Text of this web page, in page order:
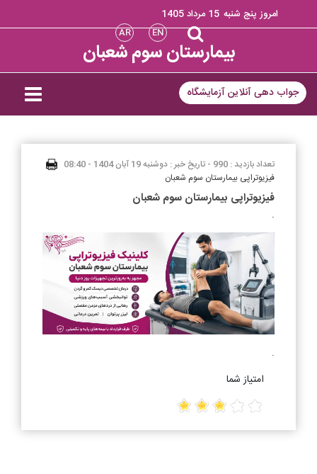
امروز پنج شنبه 15 مرداد 1405
EN
AR
بیمارستان سوم شعبان
جواب دهی آنلاین آزمایشگاه
تعداد بازدید : 990 -
تاریخ خبر : دوشنبه 19 آبان 1404 - 08:40
فیزیوتراپی بیمارستان سوم شعبان
فیزیوتراپی بیمارستان سوم شعبان
.
.
امتیاز شما